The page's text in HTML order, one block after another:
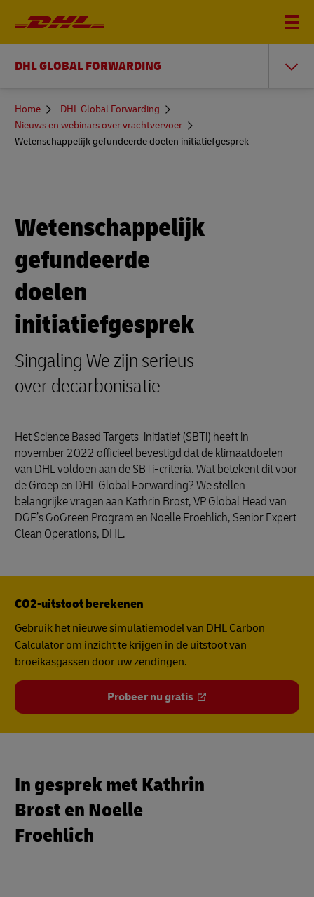
DHL GLOBAL FORWARDING
You
here
Home
DHL Global Forwarding
Nieuws en webinars over vrachtvervoer
Wetenschappelijk gefundeerde doelen initiatiefgesprek
Wetenschappelijk
gefundeerde
doelen
initiatiefgesprek
Singaling We zijn serieus
over decarbonisatie
Het Science Based Targets-initiatief (SBTi) heeft in
november 2022 officieel bevestigd dat de klimaatdoelen
van DHL voldoen aan de SBTi-criteria. Wat betekent dit voor
de Groep en DHL Global Forwarding? We stellen
belangrijke vragen aan Kathrin Brost, VP Global Head van
DGF’s GoGreen Program en Noelle Froehlich, Senior Expert
Clean Operations, DHL.
CO2-uitstoot berekenen
Gebruik het nieuwe simulatiemodel van DHL Carbon
Calculator om inzicht te krijgen in de uitstoot van
broeikasgassen door uw zendingen.
Probeer nu gratis
In gesprek met Kathrin
Brost en Noelle
Froehlich